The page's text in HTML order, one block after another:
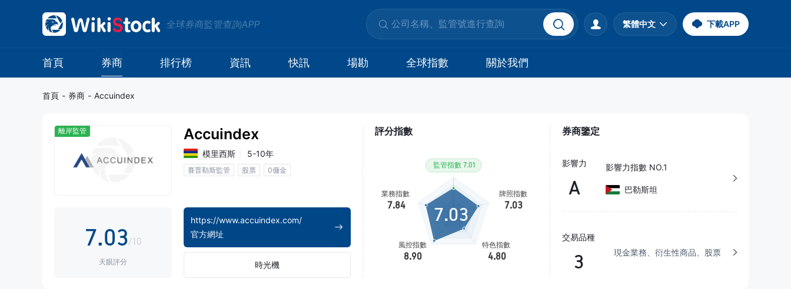
全球券商監管查詢APP 繁體中文 下載APP
首頁 券商 排行榜 資訊 快訊 場勘 全球指數 關於我們
首頁 - 券商 - Accuindex
離岸監管
0
2
3
4
7.0
1
0
3
4
/10
天眼評分
Accuindex
模里西斯 5-10年
賽普勒斯監管 股票 0傭金
https://www.accuindex.com/
官方網址
時光機
評分指數
7.03
券商鑒定
影響力
A
影響力指數 NO.1
巴勒斯坦
交易品種
3 現金業務、衍生性商品、股票